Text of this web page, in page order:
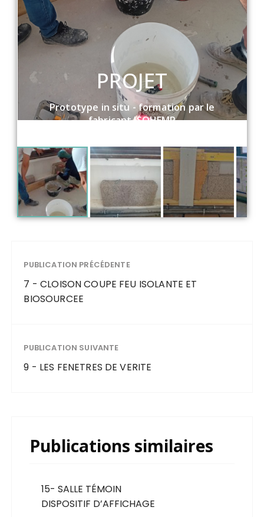
PROJET
Prototype in situ - formation par le
fabricant ISOHEMP
PUBLICATION PRÉCÉDENTE
7 - CLOISON COUPE FEU ISOLANTE ET
BIOSOURCEE
PUBLICATION SUIVANTE
9 - LES FENETRES DE VERITE
Publications similaires
15- SALLE TÉMOIN
DISPOSITIF D’AFFICHAGE